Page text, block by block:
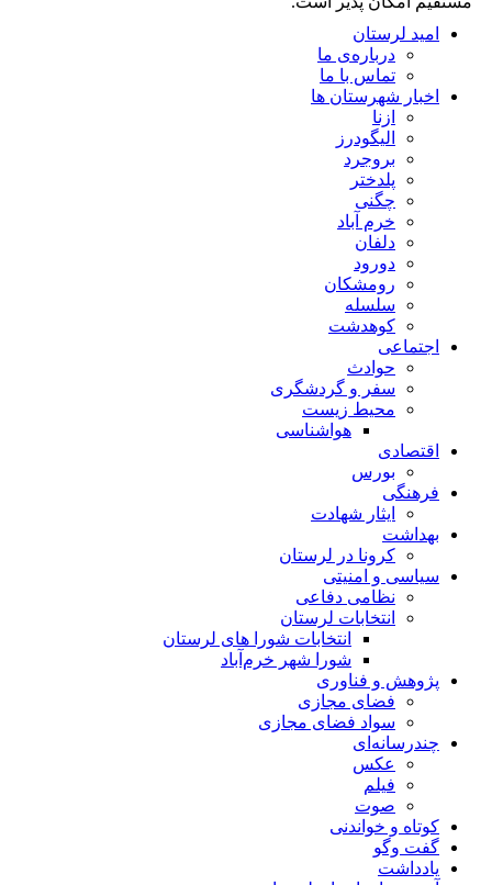
امید لرستان
درباره‌ی ما
تماس با ما
اخبار شهرستان ها
ازنا
الیگودرز
بروجرد
پلدختر
چگنی
خرم آباد
دلفان
دورود
رومشکان
سلسله
کوهدشت
اجتماعی
حوادث
سفر و گردشگری
محیط زیست
هواشناسی
اقتصادی
بورس
فرهنگی
ایثار شهادت
بهداشت
کرونا در لرستان
سیاسی و امنیتی
نظامی دفاعی
انتخابات لرستان
انتخابات شورا های لرستان
شورا شهر خرم‌آباد
پژوهش و فناوری
فضای مجازی
سواد فضای مجازی
چندرسانه‌ای
عكس
فیلم
صوت
کوتاه و خواندنی
گفت وگو
یادداشت